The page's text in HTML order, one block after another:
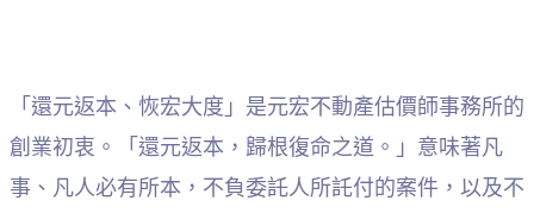
「還元返本、恢宏大度」是元宏不動產估價師事務所的
創業初衷。「還元返本，歸根復命之道。」意味著凡
事、凡人必有所本，不負委託人所託付的案件，以及不